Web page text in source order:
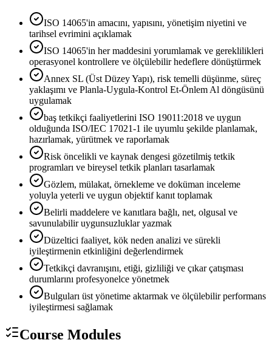
ISO 14065'in amacını, yapısını, yönetişim niyetini ve
tarihsel evrimini açıklamak
ISO 14065'in her maddesini yorumlamak ve gereklilikleri
operasyonel kontrollere ve ölçülebilir hedeflere dönüştürmek
Annex SL (Üst Düzey Yapı), risk temelli düşünme, süreç
yaklaşımı ve Planla-Uygula-Kontrol Et-Önlem Al döngüsünü
uygulamak
baş tetkikçi faaliyetlerini ISO 19011:2018 ve uygun
olduğunda ISO/IEC 17021-1 ile uyumlu şekilde planlamak,
hazırlamak, yürütmek ve raporlamak
Risk öncelikli ve kaynak dengesi gözetilmiş tetkik
programları ve bireysel tetkik planları tasarlamak
Gözlem, mülakat, örnekleme ve doküman inceleme
yoluyla yeterli ve uygun objektif kanıt toplamak
Belirli maddelere ve kanıtlara bağlı, net, olgusal ve
savunulabilir uygunsuzluklar yazmak
Düzeltici faaliyet, kök neden analizi ve sürekli
iyileştirmenin etkinliğini değerlendirmek
Tetkikçi davranışını, etiği, gizliliği ve çıkar çatışması
durumlarını profesyonelce yönetmek
Bulguları üst yönetime aktarmak ve ölçülebilir performans
iyileştirmesi sağlamak
Course Modules